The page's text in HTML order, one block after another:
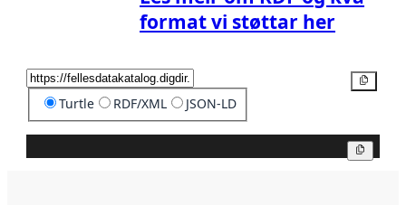
format vi støttar her
Turtle RDF/XML JSON-LD